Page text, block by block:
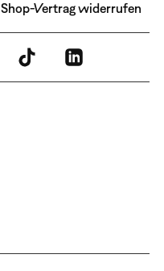
Shop-Vertrag widerrufen